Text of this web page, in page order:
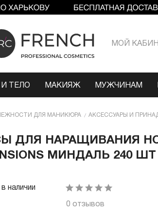
МОЙ
ТЕЛО МАКИЯЖ МУЖЧИНАМ
ДЛЯ МАНИКЮРА АКСЕССУАРЫ И
ДЛЯ НАРАЩИВАНИЯ
МИНДАЛЬ 240 ШТ
наличии
0 отзывов